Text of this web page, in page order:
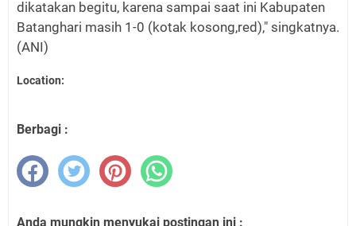
dikatakan begitu, karena sampai saat ini Kabupaten
Batanghari masih 1-0 (kotak kosong,red)," singkatnya.
(ANI)
Location:
Berbagi :
Anda mungkin menyukai postingan ini :